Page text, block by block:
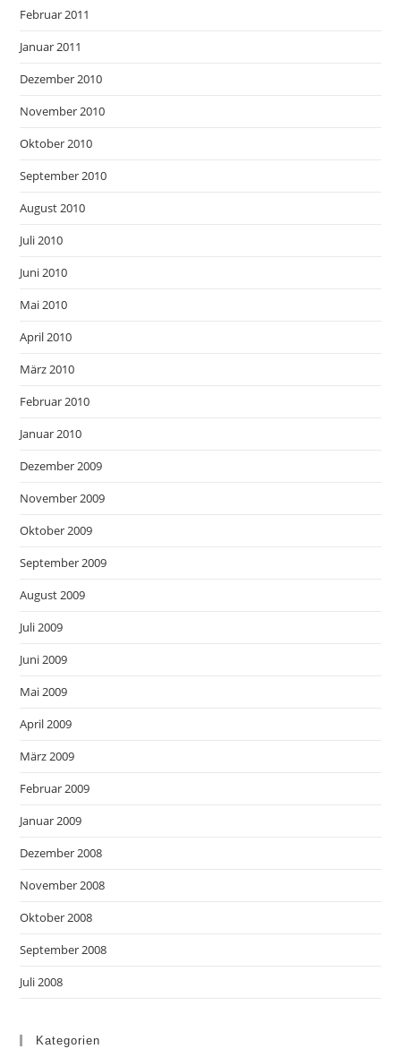
Februar 2011
Januar 2011
Dezember 2010
November 2010
Oktober 2010
September 2010
August 2010
Juli 2010
Juni 2010
Mai 2010
April 2010
März 2010
Februar 2010
Januar 2010
Dezember 2009
November 2009
Oktober 2009
September 2009
August 2009
Juli 2009
Juni 2009
Mai 2009
April 2009
März 2009
Februar 2009
Januar 2009
Dezember 2008
November 2008
Oktober 2008
September 2008
Juli 2008
Kategorien